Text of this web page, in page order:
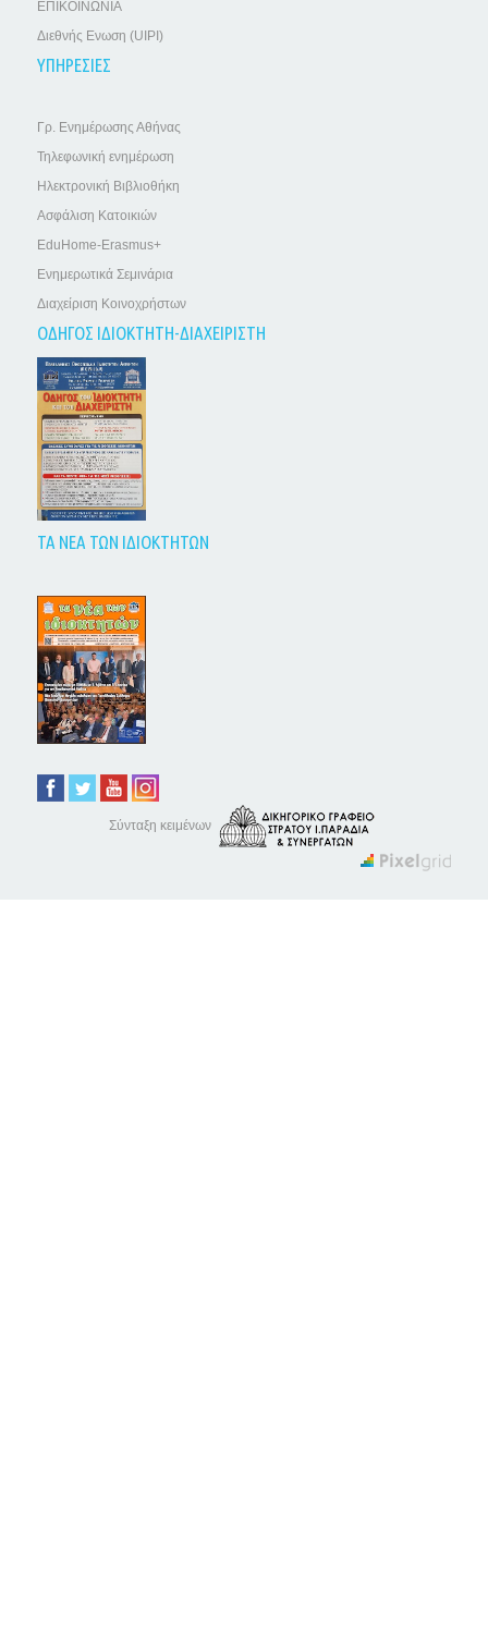
ΕΠΙΚΟΙΝΩΝΙΑ
Διεθνής Ενωση (UIPI)
ΥΠΗΡΕΣΙΕΣ
Γρ. Ενημέρωσης Αθήνας
Τηλεφωνική ενημέρωση
Ηλεκτρονική Βιβλιοθήκη
Ασφάλιση Κατοικιών
EduHome-Erasmus+
Ενημερωτικά Σεμινάρια
Διαχείριση Κοινοχρήστων
ΟΔΗΓΟΣ ΙΔΙΟΚΤΗΤΗ-ΔΙΑΧΕΙΡΙΣΤΗ
ΤΑ ΝΕΑ ΤΩΝ ΙΔΙΟΚΤΗΤΩΝ
Σύνταξη κειμένων